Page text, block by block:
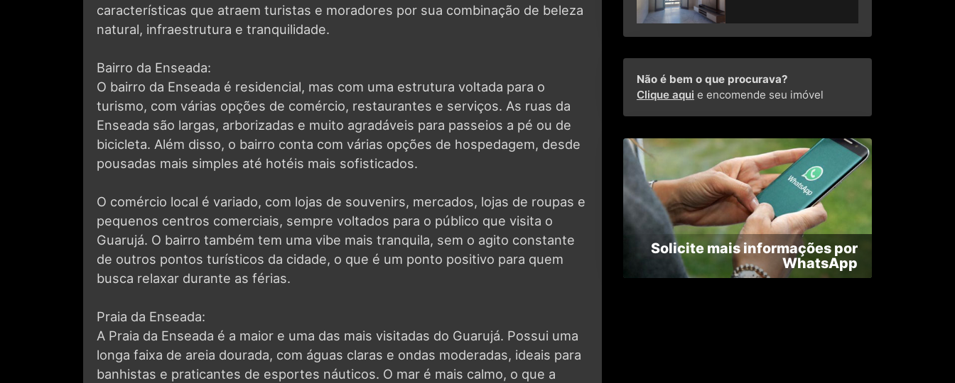
características que atraem turistas e moradores por sua combinação de beleza
natural, infraestrutura e tranquilidade.
Bairro da Enseada:
O bairro da Enseada é residencial, mas com uma estrutura voltada para o
turismo, com várias opções de comércio, restaurantes e serviços. As ruas da
Enseada são largas, arborizadas e muito agradáveis para passeios a pé ou de
bicicleta. Além disso, o bairro conta com várias opções de hospedagem, desde
pousadas mais simples até hotéis mais sofisticados.
O comércio local é variado, com lojas de souvenirs, mercados, lojas de roupas e
pequenos centros comerciais, sempre voltados para o público que visita o
Guarujá. O bairro também tem uma vibe mais tranquila, sem o agito constante
de outros pontos turísticos da cidade, o que é um ponto positivo para quem
busca relaxar durante as férias.
Praia da Enseada:
A Praia da Enseada é a maior e uma das mais visitadas do Guarujá. Possui uma
longa faixa de areia dourada, com águas claras e ondas moderadas, ideais para
banhistas e praticantes de esportes náuticos. O mar é mais calmo, o que a
Não é bem o que procurava?
Clique aqui e encomende seu imóvel
Solicite mais informações por
WhatsApp